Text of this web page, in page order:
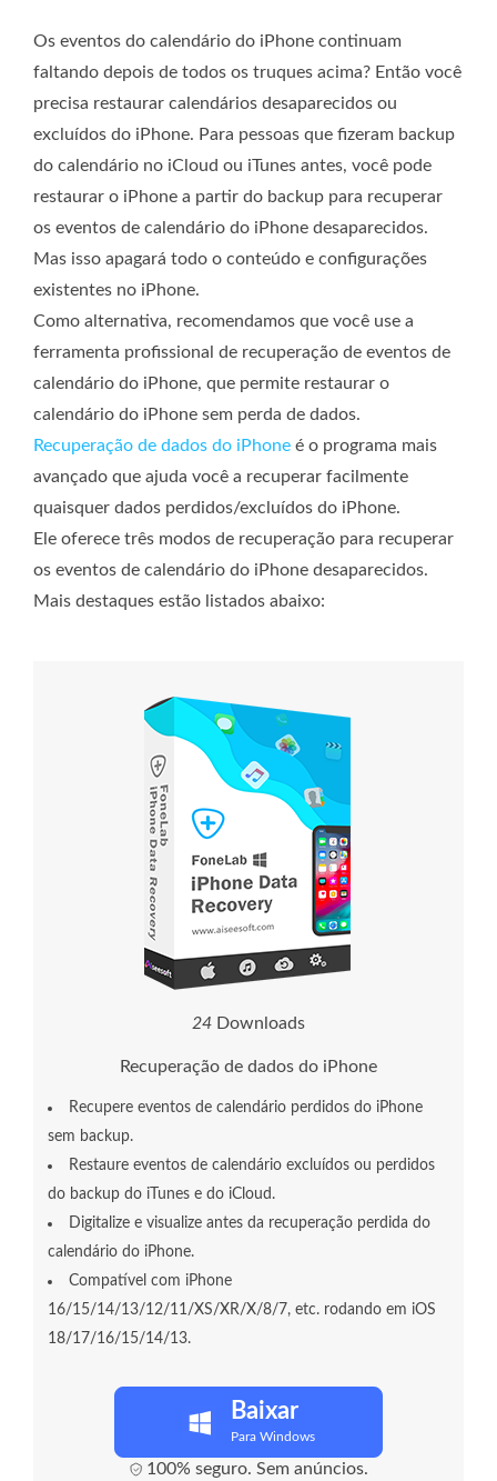
Os eventos do calendário do iPhone continuam
faltando depois de todos os truques acima? Então você
precisa restaurar calendários desaparecidos ou
excluídos do iPhone. Para pessoas que fizeram backup
do calendário no iCloud ou iTunes antes, você pode
restaurar o iPhone a partir do backup para recuperar
os eventos de calendário do iPhone desaparecidos.
Mas isso apagará todo o conteúdo e configurações
existentes no iPhone.
Como alternativa, recomendamos que você use a
ferramenta profissional de recuperação de eventos de
calendário do iPhone, que permite restaurar o
calendário do iPhone sem perda de dados.
Recuperação de dados do iPhone é o programa mais
avançado que ajuda você a recuperar facilmente
quaisquer dados perdidos/excluídos do iPhone.
Ele oferece três modos de recuperação para recuperar
os eventos de calendário do iPhone desaparecidos.
Mais destaques estão listados abaixo:
24 Downloads
Recuperação de dados do iPhone
Recupere eventos de calendário perdidos do iPhone
sem backup.
Restaure eventos de calendário excluídos ou perdidos
do backup do iTunes e do iCloud.
Digitalize e visualize antes da recuperação perdida do
calendário do iPhone.
Compatível com iPhone
16/15/14/13/12/11/XS/XR/X/8/7, etc. rodando em iOS
18/17/16/15/14/13.
Baixar
Para Windows
100% seguro. Sem anúncios.